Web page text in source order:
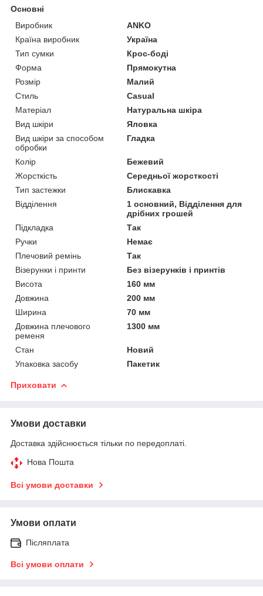
Основні
Виробник
ANKO
Країна виробник
Україна
Тип сумки
Крос-боді
Форма
Прямокутна
Розмір
Малий
Стиль
Casual
Матеріал
Натуральна шкіра
Вид шкіри
Яловка
Вид шкіри за способом
обробки
Гладка
Колір
Бежевий
Жорсткість
Середньої жорсткості
Тип застежки
Блискавка
Відділення
1 основний, Відділення для
дрібних грошей
Підкладка
Так
Ручки
Немає
Плечовий ремінь
Так
Візерунки і принти
Без візерунків і принтів
Висота
160 мм
Довжина
200 мм
Ширина
70 мм
Довжина плечового
ременя
1300 мм
Стан
Новий
Упаковка засобу
Пакетик
Приховати
Умови доставки
Доставка здійснюється тільки по передоплаті.
Нова Пошта
Всі умови доставки
Умови оплати
Післяплата
Всі умови оплати